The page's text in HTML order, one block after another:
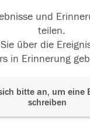
und
teilen.
über die
in Erinnerung
bitte an, um eine
schreiben